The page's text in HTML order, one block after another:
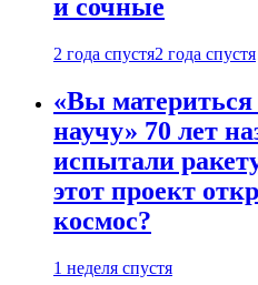
и сочные
2 года спустя2 года спустя
«Вы материться
научу» 70 лет
испытали
этот проект
космос?
1 неделя спустя